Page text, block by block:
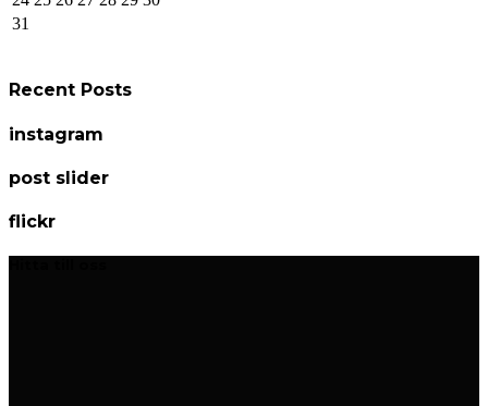
31
Recent Posts
instagram
post slider
flickr